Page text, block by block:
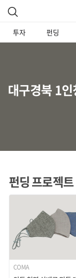
투자 펀딩
대구경북 1
펀딩 프로젝트
COMA